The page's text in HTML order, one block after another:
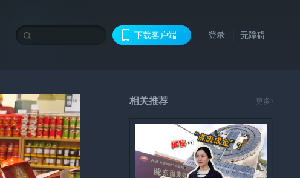
下载客户端 登录 无障碍
相关推荐 更多>